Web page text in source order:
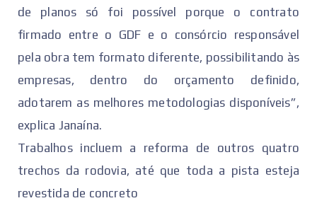
de planos só foi possível porque o contrato
firmado entre o GDF e o consórcio responsável
pela obra tem formato diferente, possibilitando às
empresas, dentro do orçamento definido,
adotarem as melhores metodologias disponíveis”,
explica Janaína.
Trabalhos incluem a reforma de outros quatro
trechos da rodovia, até que toda a pista esteja
revestida de concreto